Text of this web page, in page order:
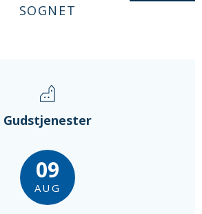
SOGNET
Gudstjenester
09
AUG